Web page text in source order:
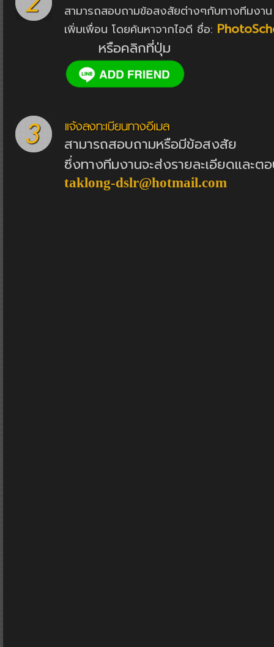
สามารถสอบถามข้อสงสัยต่างๆกับทางทีมงา
เพิ่มเพื่อน โดยค้นหาจากไอดี ชื่อ:
หรือคลิกที่ปุ่ม
สามารถสอบถามหรือมีข้อสงสัย
ซึ่งทางทีมงานจะส่งรายละเอียดและต
taklong-dslr@hotmail.com